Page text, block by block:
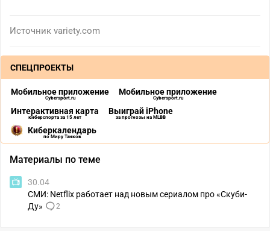
Источник variety.com
СПЕЦПРОЕКТЫ
Мобильное приложение
Cybersport.ru
Мобильное приложение
Cybersport.ru
Интерактивная карта
киберспорта за 15 лет
Выиграй iPhone
за прогнозы на MLBB
Киберкалендарь
по Миру Танков
Материалы по теме
30.04
СМИ: Netflix работает над новым сериалом про «Скуби-
Ду»
2